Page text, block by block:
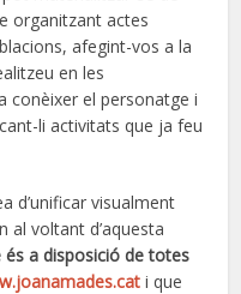
organitzant actes
afegint-vos a la
en les
conèixer el personatge i
li activitats que ja feu
d’unificar visualment
al voltant d’aquesta
és a disposició de totes
i que